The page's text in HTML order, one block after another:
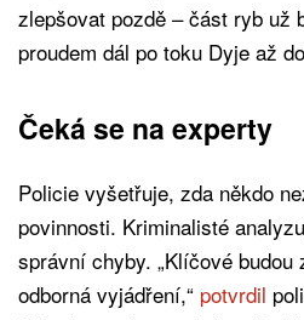
zlepšovat pozdě – část ryb už
proudem dál po toku Dyje až
Čeká se na experty
Policie vyšetřuje, zda někdo
povinnosti. Kriminalisté
správní chyby. „Klíčové budou
odborná vyjádření,“ potvrdil